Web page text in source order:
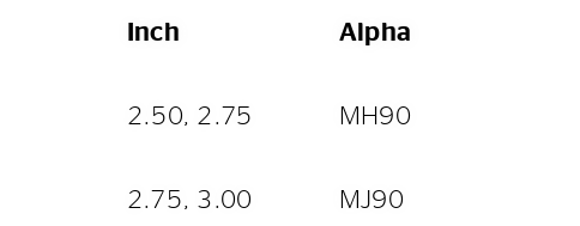
Inch Alpha
2.50, 2.75 MH90
2.75, 3.00 MJ90